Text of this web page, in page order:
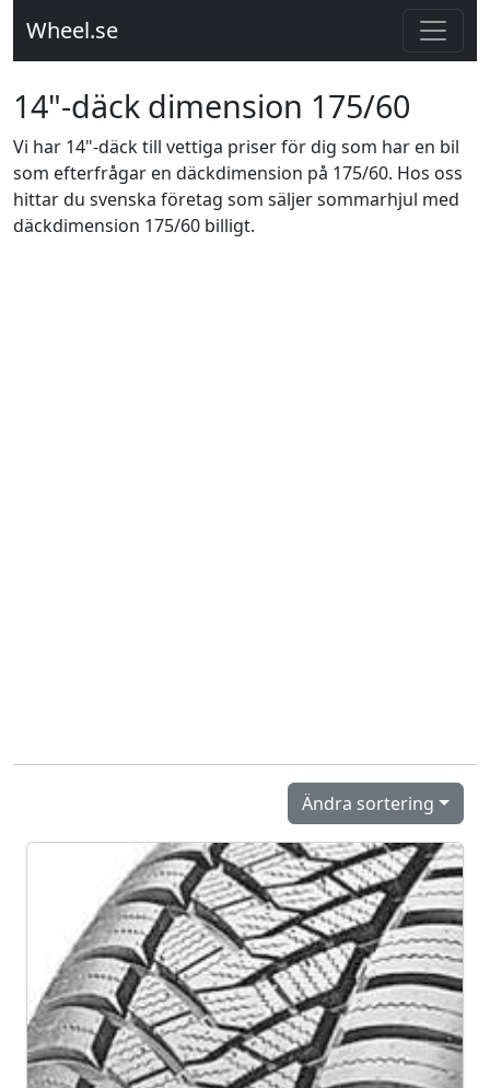
Wheel.se
14"-däck dimension 175/60
Vi har 14"-däck till vettiga priser för dig som har en bil
som efterfrågar en däckdimension på 175/60. Hos oss
hittar du svenska företag som säljer sommarhjul med
däckdimension 175/60 billigt.
Ändra sortering